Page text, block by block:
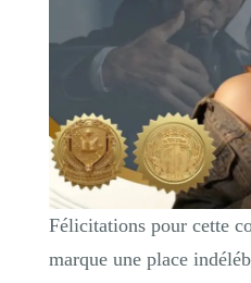
Félicitations pour cette
marque une place